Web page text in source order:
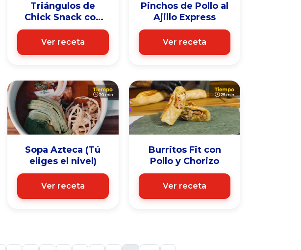
Triángulos de
Chick Snack con
queso
Ver receta
Pinchos de Pollo al
Ajillo Express
Ver receta
Sopa Azteca (Tú
eliges el nivel)
Ver receta
Burritos Fit con
Pollo y Chorizo
Ver receta